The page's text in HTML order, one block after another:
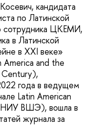
кандидата
по Латинской
сотрудника ЦКЕМИ,
в Латинской
в XXI веке»
America and the
года в ведущем
Latin American
НИУ ВШЭ), вошла в
журнала за